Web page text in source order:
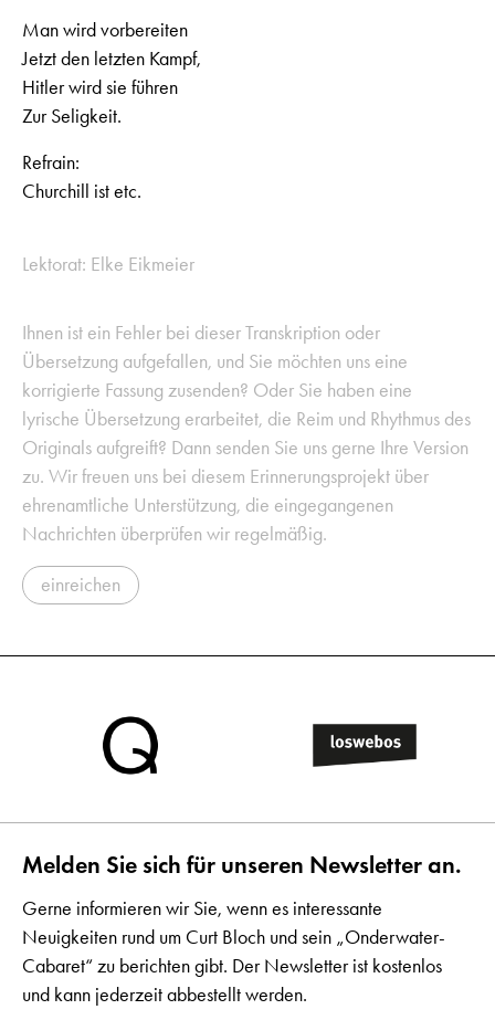
Man wird vorbereiten
Jetzt den letzten Kampf,
Hitler wird sie führen
Zur Seligkeit.
Refrain:
Churchill ist etc.
Lektorat: Elke Eikmeier
Ihnen ist ein Fehler bei dieser Transkription oder
Übersetzung aufgefallen, und Sie möchten uns eine
korrigierte Fassung zusenden? Oder Sie haben eine
lyrische Übersetzung erarbeitet, die Reim und Rhythmus des
Originals aufgreift? Dann senden Sie uns gerne Ihre Version
zu. Wir freuen uns bei diesem Erinnerungsprojekt über
ehrenamtliche Unterstützung, die eingegangenen
Nachrichten überprüfen wir regelmäßig.
einreichen
Melden Sie sich für unseren Newsletter an.
Gerne informieren wir Sie, wenn es interessante
Neuigkeiten rund um Curt Bloch und sein „Onderwater-
Cabaret“ zu berichten gibt. Der Newsletter ist kostenlos
und kann jederzeit abbestellt werden.